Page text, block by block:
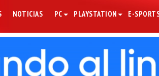
NOTICIAS PC PLAYSTATION E-